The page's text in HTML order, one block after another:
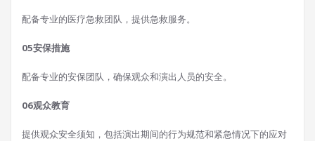
配备专业的医疗急救团队，提供急救服务。
05安保措施
配备专业的安保团队，确保观众和演出人员的安全。
06观众教育
提供观众安全须知，包括演出期间的行为规范和紧急情况下的应对